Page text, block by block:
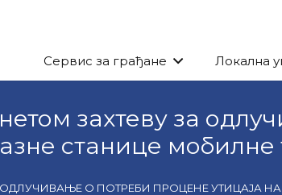
Сервис за грађане Локална
захтеву за
станице
О ПОТРЕБИ ПРОЦЕНЕ УТИЦАЈА